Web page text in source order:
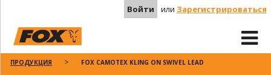
Войти или Зарегистрироваться
ПРОДУКЦИЯ FOX CAMOTEX KLING ON SWIVEL LEAD